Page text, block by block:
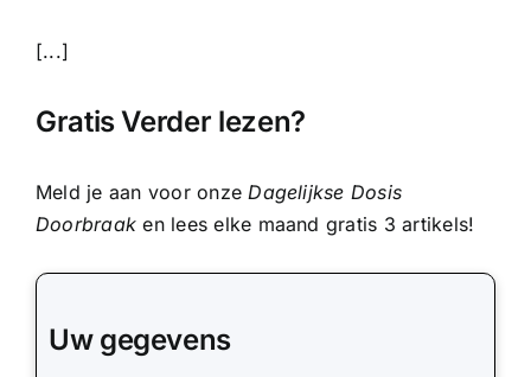
[...]
Gratis Verder lezen?
Meld je aan voor onze Dagelijkse Dosis
Doorbraak en lees elke maand gratis 3 artikels!
Uw gegevens